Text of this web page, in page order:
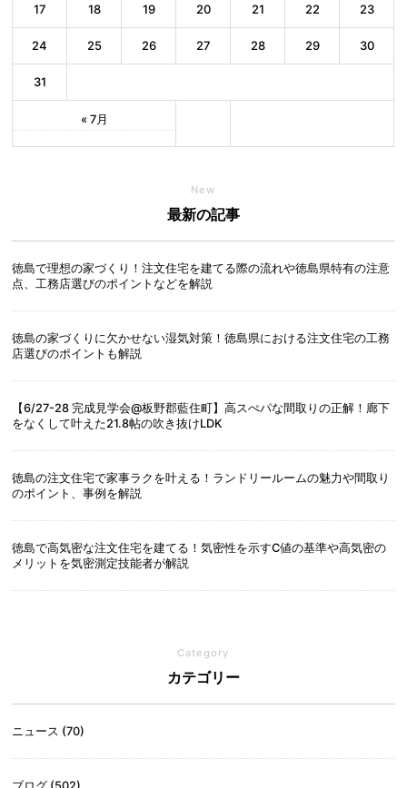
« 7月
17 18 19 20 21 22 23
24 25 26 27 28 29 30
31
New
最新の記事
徳島で理想の家づくり！注文住宅を建てる際の流れや徳島県特有の注意
点、工務店選びのポイントなどを解説
徳島の家づくりに欠かせない湿気対策！徳島県における注文住宅の工務
店選びのポイントも解説
【6/27-28 完成見学会@板野郡藍住町】高スぺパな間取りの正解！廊下
をなくして叶えた21.8帖の吹き抜けLDK
徳島の注文住宅で家事ラクを叶える！ランドリールームの魅力や間取り
のポイント、事例を解説
徳島で高気密な注文住宅を建てる！気密性を示すC値の基準や高気密の
メリットを気密測定技能者が解説
Category
カテゴリー
ニュース (70)